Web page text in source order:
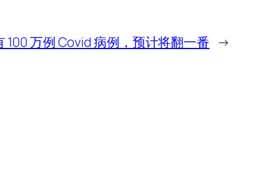
100 万例 Covid 病例，预计将翻一番 →